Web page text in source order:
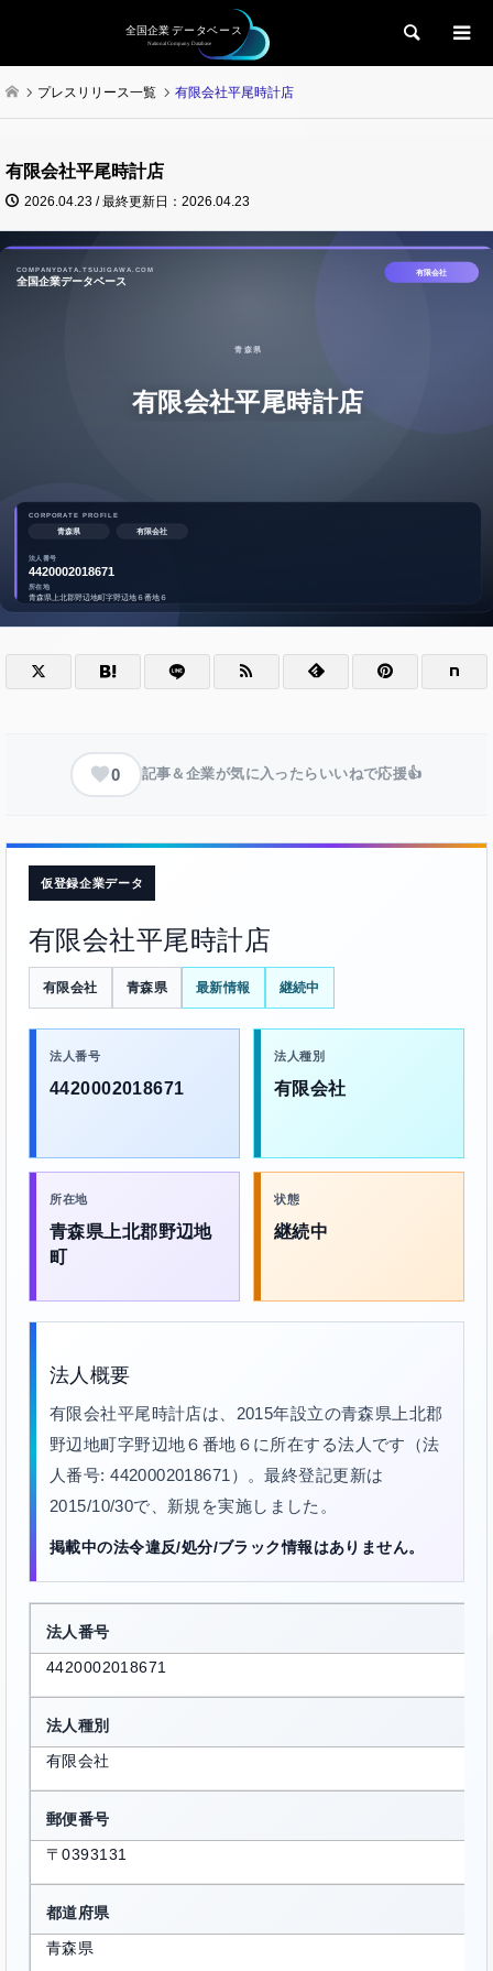
検索
プレスリリース一覧 有限会社平尾時計店
有限会社平尾時計店
2026.04.23 / 最終更新日：2026.04.23
0 記事＆企業が気に入ったらいいねで応援👍
仮登録企業データ
有限会社平尾時計店
有限会社 青森県 最新情報 継続中
法人番号
4420002018671
法人種別
有限会社
所在地
青森県上北郡野辺地
町
状態
継続中
法人概要
有限会社平尾時計店は、2015年設立の青森県上北郡
野辺地町字野辺地６番地６に所在する法人です（法
人番号: 4420002018671）。最終登記更新は
2015/10/30で、新規を実施しました。
掲載中の法令違反/処分/ブラック情報はありません。
法人番号
4420002018671
法人種別
有限会社
郵便番号
〒0393131
都道府県
青森県